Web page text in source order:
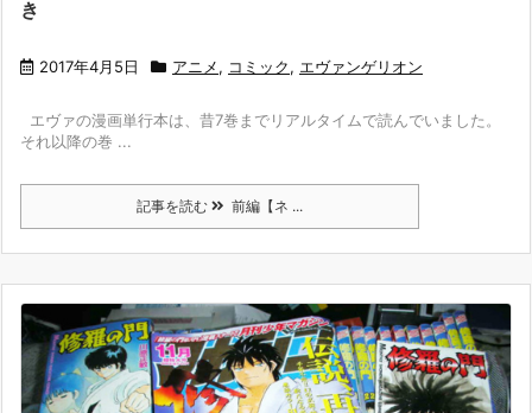
き
2017年4月5日 アニメ, コミック, エヴァンゲリオン
エヴァの漫画単行本は、昔7巻までリアルタイムで読んでいました。
それ以降の巻 ...
記事を読む 前編【ネ ...